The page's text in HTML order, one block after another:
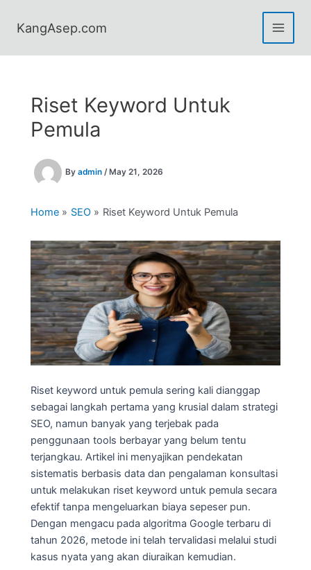
KangAsep.com
Riset Keyword Untuk
Pemula
By admin / May 21, 2026
Home SEO Riset Keyword Untuk Pemula
Riset keyword untuk pemula sering kali dianggap
sebagai langkah pertama yang krusial dalam strategi
SEO, namun banyak yang terjebak pada
penggunaan tools berbayar yang belum tentu
terjangkau. Artikel ini menyajikan pendekatan
sistematis berbasis data dan pengalaman konsultasi
untuk melakukan riset keyword untuk pemula secara
efektif tanpa mengeluarkan biaya sepeser pun.
Dengan mengacu pada algoritma Google terbaru di
tahun 2026, metode ini telah tervalidasi melalui studi
kasus nyata yang akan diuraikan kemudian.